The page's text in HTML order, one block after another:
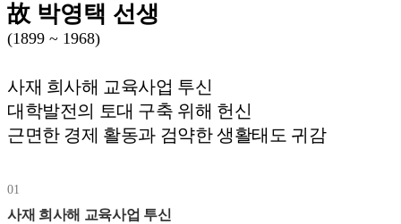
故 박영택 선생
(1899 ~ 1968)
사재 희사해 교육사업 투신
대학발전의 토대 구축 위해 헌신
근면한 경제 활동과 검약한 생활태도 귀감
01
사재 희사해 교육사업 투신